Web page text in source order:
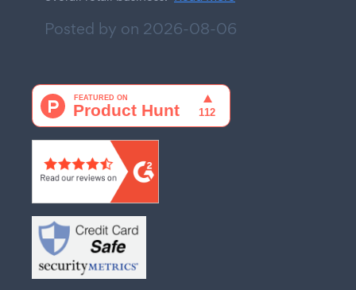
Posted by on 2026-08-06